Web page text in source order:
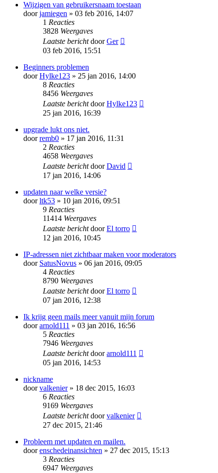
Wijzigen van gebruikersnaam toestaan
doorjamiegen » 03 feb 2016, 14:07
1 Reacties
3828 Weergaves
Laatste berichtdoorGer
03 feb 2016, 15:51
Beginners problemen
doorHylke123 » 25 jan 2016, 14:00
8 Reacties
8456 Weergaves
Laatste berichtdoorHylke123
25 jan 2016, 16:39
upgrade lukt ons niet.
doorremb0 » 17 jan 2016, 11:31
2 Reacties
4658 Weergaves
Laatste berichtdoorDavid
17 jan 2016, 14:06
updaten naar welke versie?
doorltk53 » 10 jan 2016, 09:51
9 Reacties
11414 Weergaves
Laatste berichtdoorEl torro
12 jan 2016, 10:45
IP-adressen niet zichtbaar maken voor moderators
door SatusNovus » 06 jan 2016, 09:05
4 Reacties
8790 Weergaves
Laatste berichtdoorEl torro
07 jan 2016, 12:38
Ik krijg geen mails meer vanuit mijn forum
doorarnold111 » 03 jan 2016, 16:56
5 Reacties
7946 Weergaves
Laatste berichtdoorarnold111
05 jan 2016, 14:53
nickname
doorvalkenier» 18 dec 2015, 16:03
6 Reacties
9169 Weergaves
Laatste berichtdoorvalkenier
27 dec 2015, 21:46
Probleem met updaten en mailen.
doorenschedeinansichten » 27 dec 2015, 15:13
3 Reacties
6947 Weergaves